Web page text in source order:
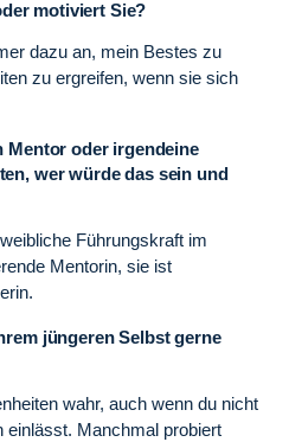
motiviert Sie?
dazu an, mein Bestes zu
zu ergreifen, wenn sie sich
Mentor oder irgendeine
wer würde das sein und
Führungskraft im
Mentorin, sie ist
jüngeren Selbst gerne
wahr, auch wenn du nicht
einlässt. Manchmal probiert